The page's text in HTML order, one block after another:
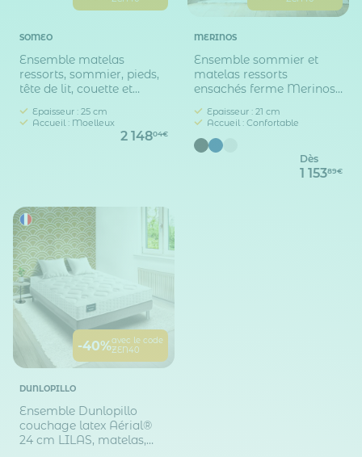
SOMEO
Ensemble matelas
ressorts, sommier, pieds,
tête de lit, couette et
SOMEO
Epaisseur : 25 cm
Accueil : Moelleux
2 14804€
MERINOS
Ensemble sommier et
matelas ressorts
ensachés ferme Merinos
Epaisseur : 21 cm
Accueil : Confortable
Dès
1 15389€
-40%avec le code
ZEN40
DUNLOPILLO
Ensemble Dunlopillo
couchage latex Aérial®
24 cm LILAS, matelas,